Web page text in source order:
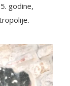
godine,